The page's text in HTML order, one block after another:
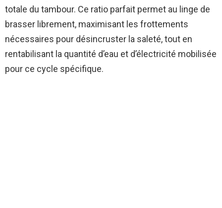
totale du tambour. Ce ratio parfait permet au linge de
brasser librement, maximisant les frottements
nécessaires pour désincruster la saleté, tout en
rentabilisant la quantité d’eau et d’électricité mobilisée
pour ce cycle spécifique.